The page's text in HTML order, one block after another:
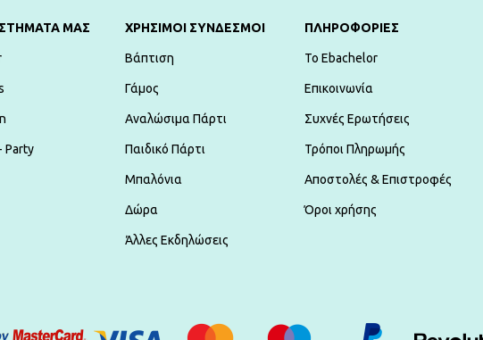
ΜΑΣ
Party
ΧΡΗΣΙΜΟΙ ΣΥΝΔΕΣΜΟΙ
Βάπτιση
Γάμος
Αναλώσιμα Πάρτι
Παιδικό Πάρτι
Μπαλόνια
Δώρα
Άλλες Εκδηλώσεις
ΠΛΗΡΟΦΟΡΙΕΣ
To Ebachelor
Επικοινωνία
Συχνές Ερωτήσεις
Τρόποι Πληρωμής
Αποστολές & Επιστροφές
Όροι χρήσης